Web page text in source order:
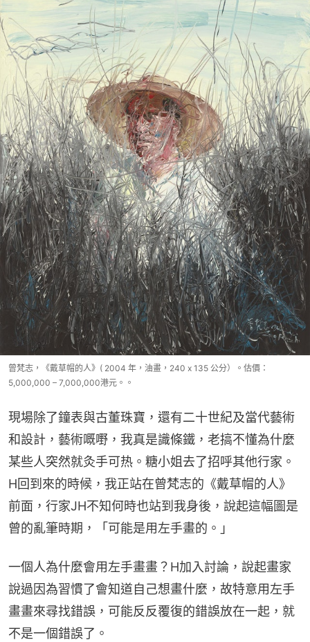
曾梵志，《戴草帽的人》( 2004 年，油畫，240 x 135 公分）。估價：
5,000,000 – 7,000,000港元。。
現場除了鐘表與古董珠寶，還有二十世紀及當代藝術
和設計，藝術嘅嘢，我真是識條鐵，老搞不懂為什麼
某些人突然就灸手可热。糖小姐去了招呼其他行家。
H回到來的時候，我正站在曾梵志的《戴草帽的人》
前面，行家JH不知何時也站到我身後，說起這幅圖是
曾的亂筆時期，「可能是用左手畫的。」
一個人為什麼會用左手畫畫？H加入討論，說起畫家
說過因為習慣了會知道自己想畫什麼，故特意用左手
畫畫來尋找錯誤，可能反反覆復的錯誤放在一起，就
不是一個錯誤了。